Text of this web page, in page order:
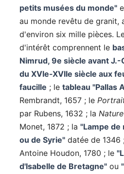
petits musées du monde"
au monde revêtu de granit,
d'environ six mille pièces.
d'intérêt comprennent le
Nimrud, 9e siècle avant J.-
du XVIe-XVIIe siècle aux
faucille ; le tableau "Pallas
Rembrandt, 1657 ; le
par Rubens, 1632 ; la
Monet, 1872 ; la "Lampe de
ou de Syrie" datée de 1346
Antoine Houdon, 1780 ; le
d'Isabelle de Bretagne" ou